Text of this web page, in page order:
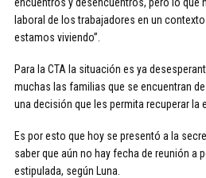
laboral de los trabajadores en un
estamos viviendo”.
Para la CTA la situación es ya
muchas las familias que se encuentran
una decisión que les permita recuperar la
Es por esto que hoy se presentó a la
saber que aún no hay fecha de reunión a
estipulada, según Luna.